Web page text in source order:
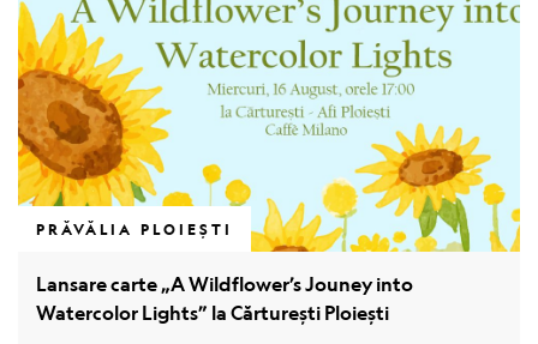
PRĂVĂLIA PLOIEȘTI
Lansare carte „A Wildflower’s Jouney into
Watercolor Lights” la Cărturești Ploiești